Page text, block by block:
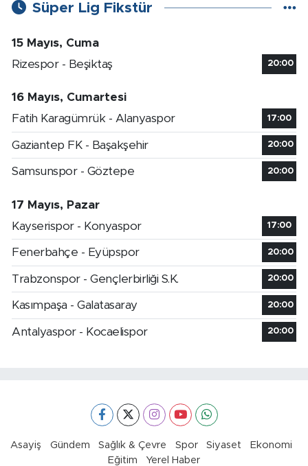
Süper Lig Fikstür
15 Mayıs, Cuma
Rizespor - Beşiktaş
20:00
16 Mayıs, Cumartesi
Fatih Karagümrük - Alanyaspor
17:00
Gaziantep FK - Başakşehir 20:00
Samsunspor - Göztepe 20:00
17 Mayıs, Pazar
Kayserispor - Konyaspor
17:00
Fenerbahçe - Eyüpspor 20:00
Trabzonspor - Gençlerbirliği S.K. 20:00
Kasımpaşa - Galatasaray 20:00
Antalyaspor - Kocaelispor 20:00
Asayiş Gündem Sağlık & Çevre Spor Siyaset
Ekonomi
Eğitim
Yerel Haber